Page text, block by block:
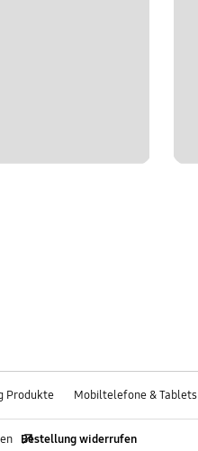
Produkte Mobiltelefone & Tablets
Bestellung widerrufen